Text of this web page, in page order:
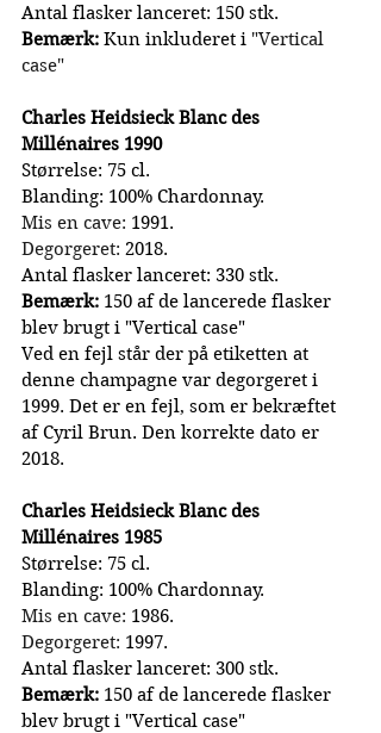
Antal flasker lanceret: 150 stk.
Bemærk: Kun inkluderet i "Vertical
case"
Charles Heidsieck Blanc des
Millénaires 1990
Størrelse: 75 cl.
Blanding: 100% Chardonnay.
Mis en cave: 1991.
Degorgeret: 2018.
Antal flasker lanceret: 330 stk.
Bemærk: 150 af de lancerede flasker
blev brugt i "Vertical case"
Ved en fejl står der på etiketten at
denne champagne var degorgeret i
1999. Det er en fejl, som er bekræftet
af Cyril Brun. Den korrekte dato er
2018.
Charles Heidsieck Blanc des
Millénaires 1985
Størrelse: 75 cl.
Blanding: 100% Chardonnay.
Mis en cave: 1986.
Degorgeret: 1997.
Antal flasker lanceret: 300 stk.
Bemærk: 150 af de lancerede flasker
blev brugt i "Vertical case"